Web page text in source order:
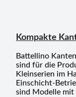
Kompakte
Battellino
sind für die
Kleinserien im
Einschicht-
sind Modelle mit